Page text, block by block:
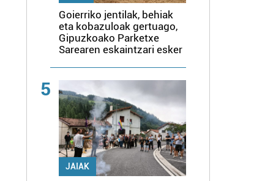
Goierriko jentilak, behiak
eta kobazuloak gertuago,
Gipuzkoako Parketxe
Sarearen eskaintzari esker
5
JAIAK